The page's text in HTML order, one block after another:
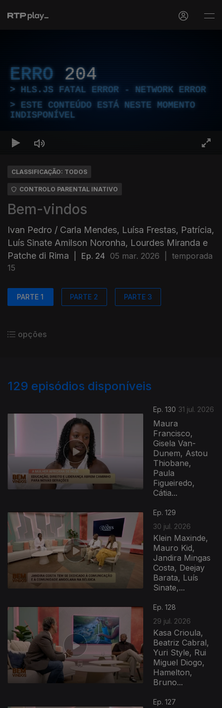
ERRO 204
HLS.JS FATAL ERROR - NETWORK ERROR
ESTE CONTEÚDO ESTÁ NESTE MOMENTO
INDISPONÍVEL
CLASSIFICAÇÃO: TODOS
CONTROLO PARENTAL INATIVO
Bem-vindos
Ivan Pedro / Carla Mendes, Luísa Frestas, Patrícia,
Luís Sinate Amilson Noronha, Lourdes Miranda e
Patche di Rima
Ep. 24 05 mar. 2026
temporada
15
PARTE 1 PARTE 2 PARTE 3
opções
129 episódios disponíveis
Ep. 130 31 jul. 2026
Maura
Francisco,
Gisela Van-
Dunem, Astou
Thiobane,
Paula
Figueiredo,
Cátia...
Ep. 129
30 jul. 2026
Klein Maxinde,
Mauro Kid,
Jandira Mingas
Costa, Deejay
Barata, Luís
Sinate,...
Ep. 128
29 jul. 2026
Kasa Crioula,
Beatriz Cabral,
Yuri Style, Rui
Miguel Diogo,
Hamelton,
Bruno...
Ep. 127